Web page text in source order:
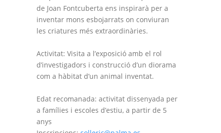
de Joan Fontcuberta ens inspirarà per a
inventar mons esbojarrats on conviuran
les criatures més extraordinàries.
Activitat: Visita a l’exposició amb el rol
d’investigadors i construcció d’un diorama
com a hàbitat d’un animal inventat.
Edat recomanada: activitat dissenyada per
a famílies i escoles d’estiu, a partir de 5
anys